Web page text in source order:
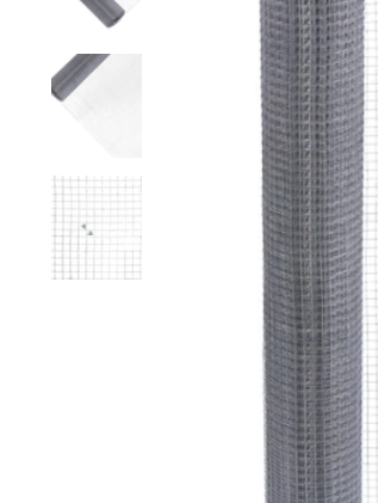
Rete esagonale Rete per cavalli
Rete contro ratti
Reti per insetti
Rete contro tassi